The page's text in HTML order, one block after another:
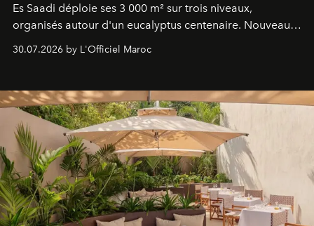
Es Saadi déploie ses 3 000 m² sur trois niveaux,
organisés autour d'un eucalyptus centenaire. Nouveau
Lobby Bien-Être et Beauté, exclusivité mondiale en
neuro-cosmétique, parcours thermal et studio dédié au
entièreté, entre science des émotions et rituels
reposants.
30.07.2026 by L'Officiel Maroc